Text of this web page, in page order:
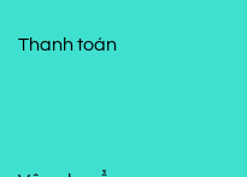
Thanh toán